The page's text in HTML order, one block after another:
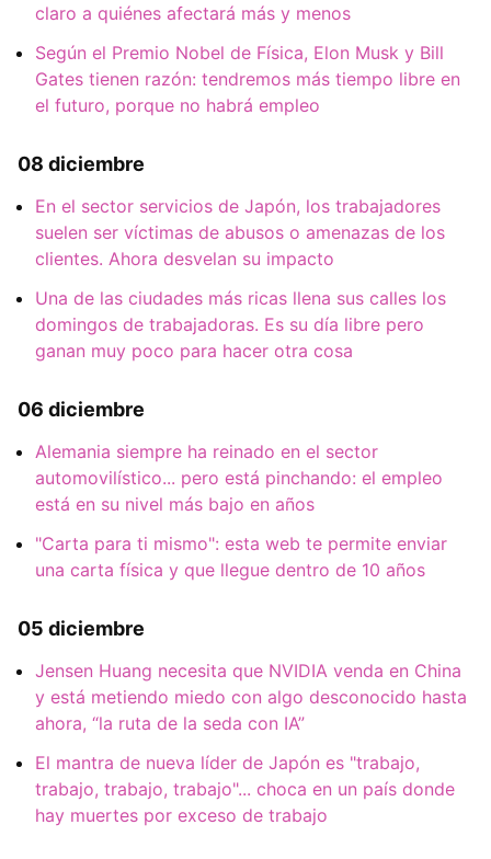
claro a quiénes afectará más y menos
Según el Premio Nobel de Física, Elon Musk y Bill
Gates tienen razón: tendremos más tiempo libre en
el futuro, porque no habrá empleo
08 diciembre
En el sector servicios de Japón, los trabajadores
suelen ser víctimas de abusos o amenazas de los
clientes. Ahora desvelan su impacto
Una de las ciudades más ricas llena sus calles los
domingos de trabajadoras. Es su día libre pero
ganan muy poco para hacer otra cosa
06 diciembre
Alemania siempre ha reinado en el sector
automovilístico... pero está pinchando: el empleo
está en su nivel más bajo en años
"Carta para ti mismo": esta web te permite enviar
una carta física y que llegue dentro de 10 años
05 diciembre
Jensen Huang necesita que NVIDIA venda en China
y está metiendo miedo con algo desconocido hasta
ahora, “la ruta de la seda con IA”
El mantra de nueva líder de Japón es "trabajo,
trabajo, trabajo, trabajo"... choca en un país donde
hay muertes por exceso de trabajo